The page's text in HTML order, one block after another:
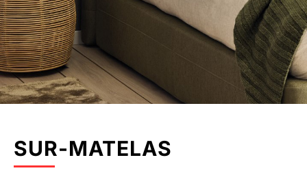
SUR-MATELAS